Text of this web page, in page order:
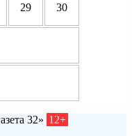
29 30
32» 12+